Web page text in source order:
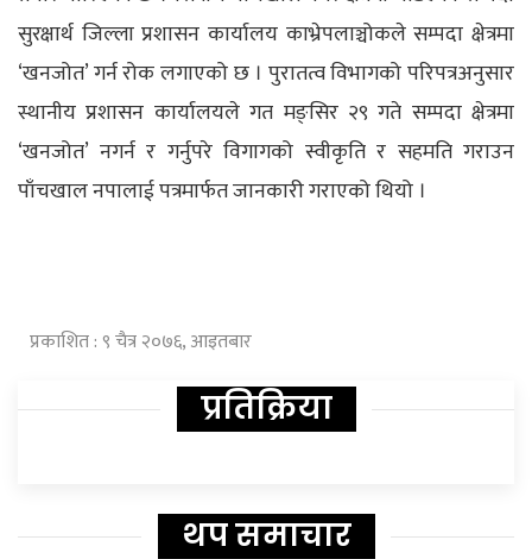
सुरक्षार्थ जिल्ला प्रशासन कार्यालय काभ्रेपलाञ्चोकले सम्पदा क्षेत्रमा
‘खनजोत’ गर्न रोक लगाएको छ । पुरातत्व विभागको परिपत्रअनुसार
स्थानीय प्रशासन कार्यालयले गत मङ्सिर २९ गते सम्पदा क्षेत्रमा
‘खनजोत’ नगर्न र गर्नुपरे विगागको स्वीकृति र सहमति गराउन
पाँचखाल नपालाई पत्रमार्फत जानकारी गराएको थियो ।
प्रकाशित : ९ चैत्र २०७६, आइतबार
प्रतिक्रिया
थप समाचार